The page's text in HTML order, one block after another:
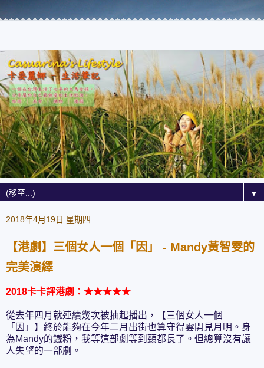
▼
2018年4月19日 星期四
【港劇】三個女人一個「因」 - Mandy黃智雯的
完美演繹
2018卡卡評港劇： ★★★★★
從去年四月就連續幾次被抽起播出，【三個女人一個
「因」】終於能夠在今年二月出街也算守得雲開見月明。身
為Mandy的鐵粉，我等這部劇等到頸都長了。但總算沒有讓
人失望的一部劇。